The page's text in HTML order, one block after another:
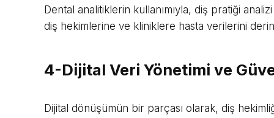
Dental analitiklerin kullanımıyla, diş pratiği
diş hekimlerine ve kliniklere hasta verilerini
4-Dijital Veri Yönetimi ve
Dijital dönüşümün bir parçası olarak, diş